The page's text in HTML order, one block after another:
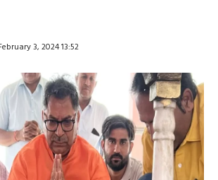
3, 2024 13:52